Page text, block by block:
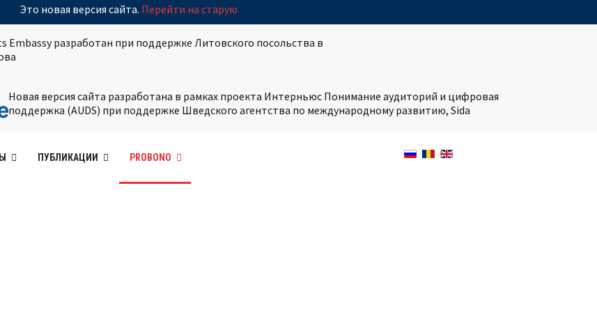
Это новая версия сайта. Перейти на старую
Embassy разработан при поддержке Литовского посольства в
Новая версия сайта разработана в рамках проекта Интерньюс Понимание аудиторий и цифровая
поддержка (AUDS) при поддержке Шведского агентства по международному развитию, Sida
ПУБЛИКАЦИИ PROBONO